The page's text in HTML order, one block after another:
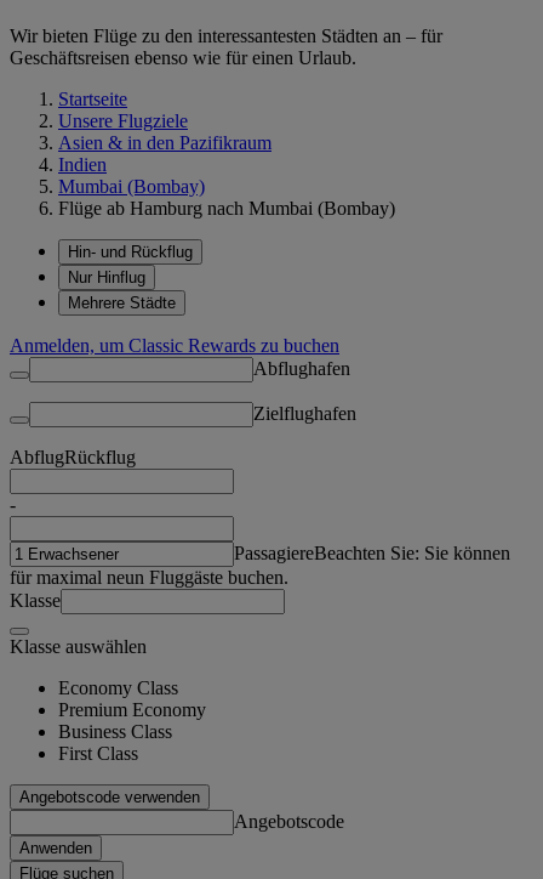
Wir bieten Flüge zu den interessantesten Städten an – für
Geschäftsreisen ebenso wie für einen Urlaub.
Startseite
Unsere Flugziele
Asien & in den Pazifikraum
Indien
Mumbai (Bombay)
Flüge ab Hamburg nach Mumbai (Bombay)
Hin- und Rückflug
Nur Hinflug
Mehrere Städte
Anmelden, um Classic Rewards zu buchen
Abflughafen
Zielflughafen
AbflugRückflug
-
PassagiereBeachten Sie: Sie können
für maximal neun Fluggäste buchen.
Klasse
Klasse auswählen
Economy Class
Premium Economy
Business Class
First Class
Angebotscode verwenden
Angebotscode
Anwenden
Flüge suchen